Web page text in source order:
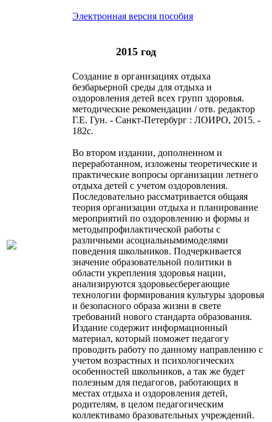
Электронная версия пособия
2015 год
Создание в организациях отдыха
безбарьерной среды для отдыха и
оздоровления детей всех групп здоровья.
методические рекомендации / отв. редактор
Г.Е. Гун. - Санкт-Петербург : ЛОИРО, 2015. -
182с.
Во втором издании, дополненном и
переработанном, изложены теоретические и
практические вопросы организации летнего
отдыха детей с учетом оздоровления.
Последовательно рассматривается общаяя
теория организации отдыха и планирование
мероприятий по оздоровлению и формы и
методыпрофилактической работы с
различными асоциальнымимоделями
поведения школьников. Подчеркивается
значение образовательной политики в
области укрепления здоровья нации,
анализируются здоровьесберегающие
технологии формирования культуры здоровья
и безопасного образа жизни в свете
требований нового стандарта образования.
Издание содержит информационный
материал, который поможет педагогу
проводить работу по данному направлению с
учетом возрастных и психологических
особенностей школьников, а так же будет
полезным для педагогов, работающих в
местах отдыха и оздоровления детей,
родителям, в целом педагогическим
коллективамо бразовательных учреждений.